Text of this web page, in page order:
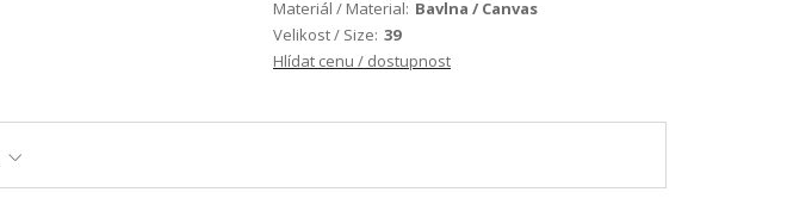
Materiál / Material: Bavlna / Canvas
Velikost / Size: 39
Hlídat cenu / dostupnost